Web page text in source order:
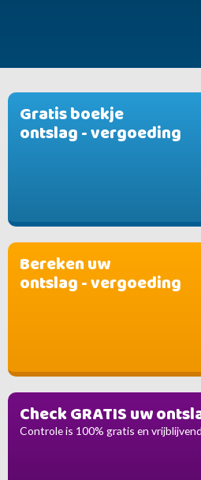
Gratis boekje
ontslag - vergoeding
Bereken uw
ontslag - vergoeding
Check GRATIS uw
Controle is 100% gratis en vrijblijvend